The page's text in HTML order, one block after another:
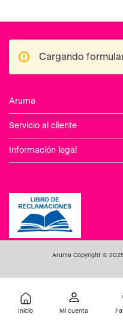
Inicio
Cargando
Aruma
Servicio al cliente
Información legal
Aruma Copyright ©